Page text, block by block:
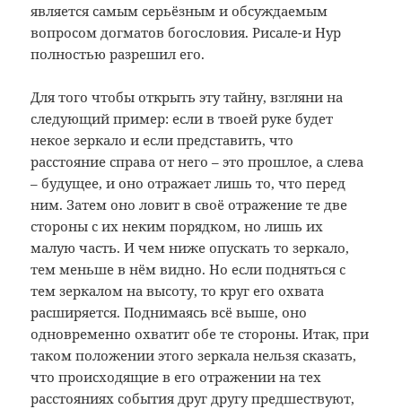
является самым серьёзным и обсуждаемым
вопросом догматов богословия. Рисале-иНур
полностью разрешил его.
Для того чтобы открыть эту тайну, взгляни на
следующий пример: если в твоей руке будет
некое зеркало и если представить, что
расстояние справа от него – это прошлое, а слева
– будущее, и оно отражает лишь то, что перед
ним. Затем оно ловит в своё отражение те две
стороны с их неким порядком, но лишь их
малую часть. И чем ниже опускать то зеркало,
тем меньше в нём видно. Но если подняться с
тем зеркалом на высоту, то круг его охвата
расширяется. Поднимаясь всё выше, оно
одновременно охватит обе те стороны. Итак, при
таком положении этого зеркала нельзя сказать,
что происходящие в его отражении на тех
расстояниях события друг другу предшествуют,